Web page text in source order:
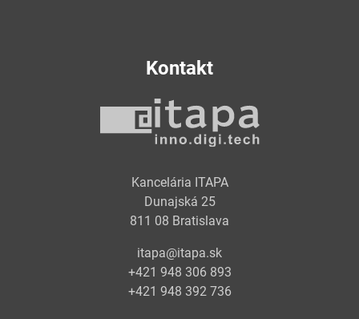
Kontakt
Kancelária ITAPA
Dunajská 25
811 08 Bratislava
itapa@itapa.sk
+421 948 306 893
+421 948 392 736